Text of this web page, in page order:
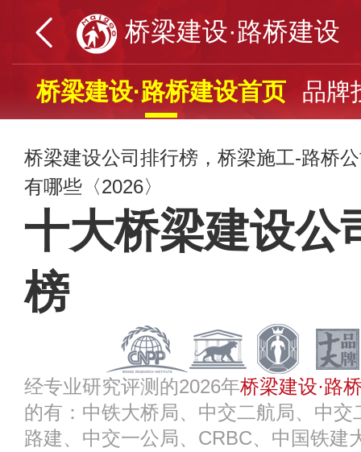
桥梁建设·路桥建设
桥梁建设·路桥建设首页 品牌
桥梁建设公司排行榜，桥梁施工-路桥
有哪些〈2026〉
十大桥梁建设公
榜
经专业研究评测的2026年桥梁建设·路
的有：中铁大桥局、中交二航局、中
路建、中交一公局、CRBC、中国铁建